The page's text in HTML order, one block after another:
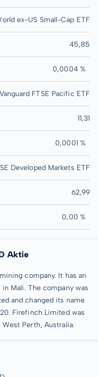
ex-US Small-Cap ETF
45,85
0,0004 %
Vanguard FTSE Pacific ETF
11,31
0,0001 %
Developed Markets ETF
62,99
0,00 %
Aktie
company. It has an
Mali. The company was
and changed its name
Firefinch Limited was
Perth, Australia.